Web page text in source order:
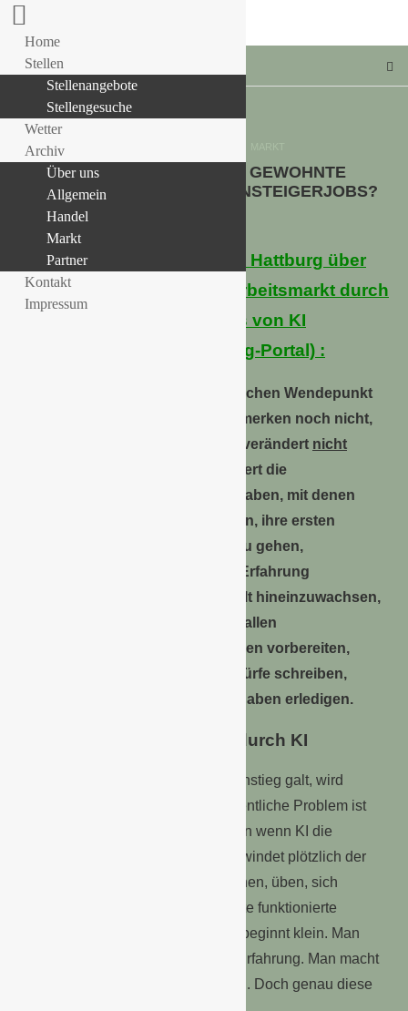
STELLENANGEBOTE!!!
ZERSTÖRT KI UNSERE GEWOHNTE
ARBEITSWELT UND DIE EINSTEIGERJOBS?
Prof. Dr. Anabel Ternes von Hattburg über
die Entwicklung auf dem Arbeitsmarkt durch
den zunehmenden Einfluss von KI
(veröffentlicht über das Xing-Portal) :
Wir erleben gerade einen historischen Wendepunkt
auf dem Arbeitsmarkt, und viele merken noch nicht,
wie tiefgreifend er wirklich ist. KI verändert nicht
zuerst die Topetagen. Sie verändert die
Einsteigerstufe. Genau jene Aufgaben, mit denen
Generationen zuvor gelernt haben, ihre ersten
Schritte in einem Unternehmen zu gehen,
Verantwortung zu übernehmen, Erfahrung
aufzubauen und in die Arbeitswelt hineinzuwachsen,
verschwinden gerade. Darunter fallen
Recherchearbeiten, Präsentationen vorbereiten,
Analysen durchführen, Textentwürfe schreiben,
Daten aufbereiten, Assistenzaufgaben erledigen.
Lernräume verschwinden durch KI
Alles, was früher als klassischer Einstieg galt, wird
zunehmend automatisiert. Das eigentliche Problem ist
deshalb größer als Jobverlust. Denn wenn KI die
Junioraufgaben übernimmt, verschwindet plötzlich der
Raum, in dem junge Menschen lernen, üben, sich
entwickeln können. Über Jahrzehnte funktionierte
Karriere relativ vorhersehbar: Man beginnt klein. Man
beobachtet andere. Man sammelt Erfahrung. Man macht
Fehler. Man wächst langsam hinein. Doch genau diese
Home
Stellen
Stellenangebote
Stellengesuche
Wetter
Archiv
Über uns
Allgemein
Handel
Markt
Partner
Kontakt
Impressum